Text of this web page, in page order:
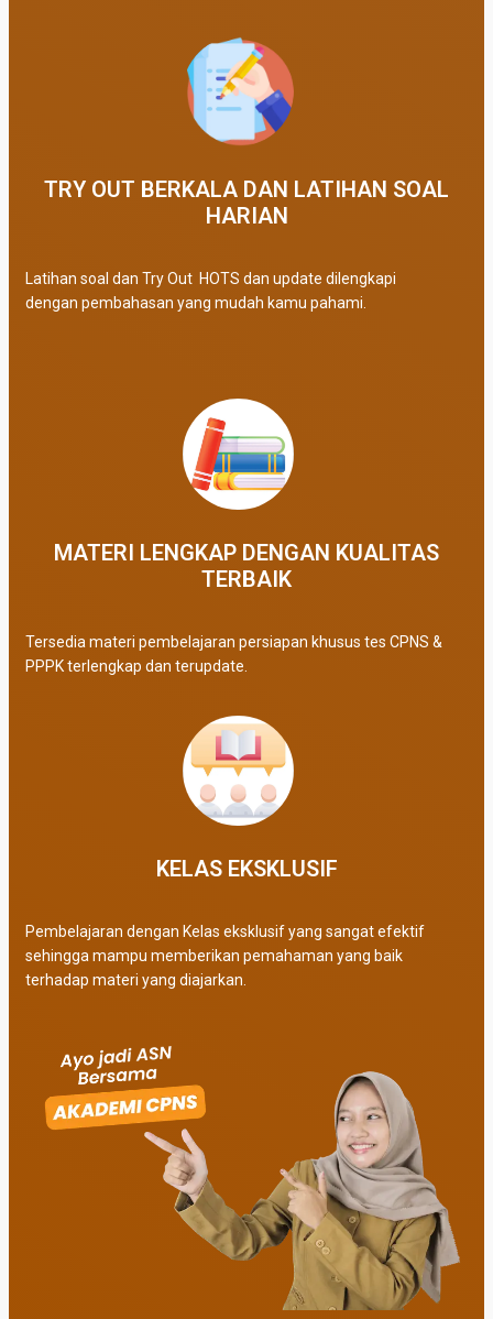
TRY OUT BERKALA DAN LATIHAN SOAL
HARIAN
Latihan soal dan Try Out HOTS dan update dilengkapi
dengan pembahasan yang mudah kamu pahami.
MATERI LENGKAP DENGAN KUALITAS
TERBAIK​
Tersedia materi pembelajaran persiapan khusus tes CPNS &
PPPK terlengkap dan terupdate.
KELAS EKSKLUSIF​
Pembelajaran dengan Kelas eksklusif yang sangat efektif
sehingga mampu memberikan pemahaman yang baik
terhadap materi yang diajarkan.